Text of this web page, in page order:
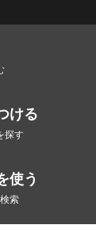
ける
探す
使う
索